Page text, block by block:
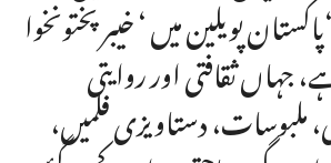
پویلین میں ‘ خیبرپختونخوا
جہاں ثقافتی اور روایتی
ملبوسات، دستاویزی فلمیں،